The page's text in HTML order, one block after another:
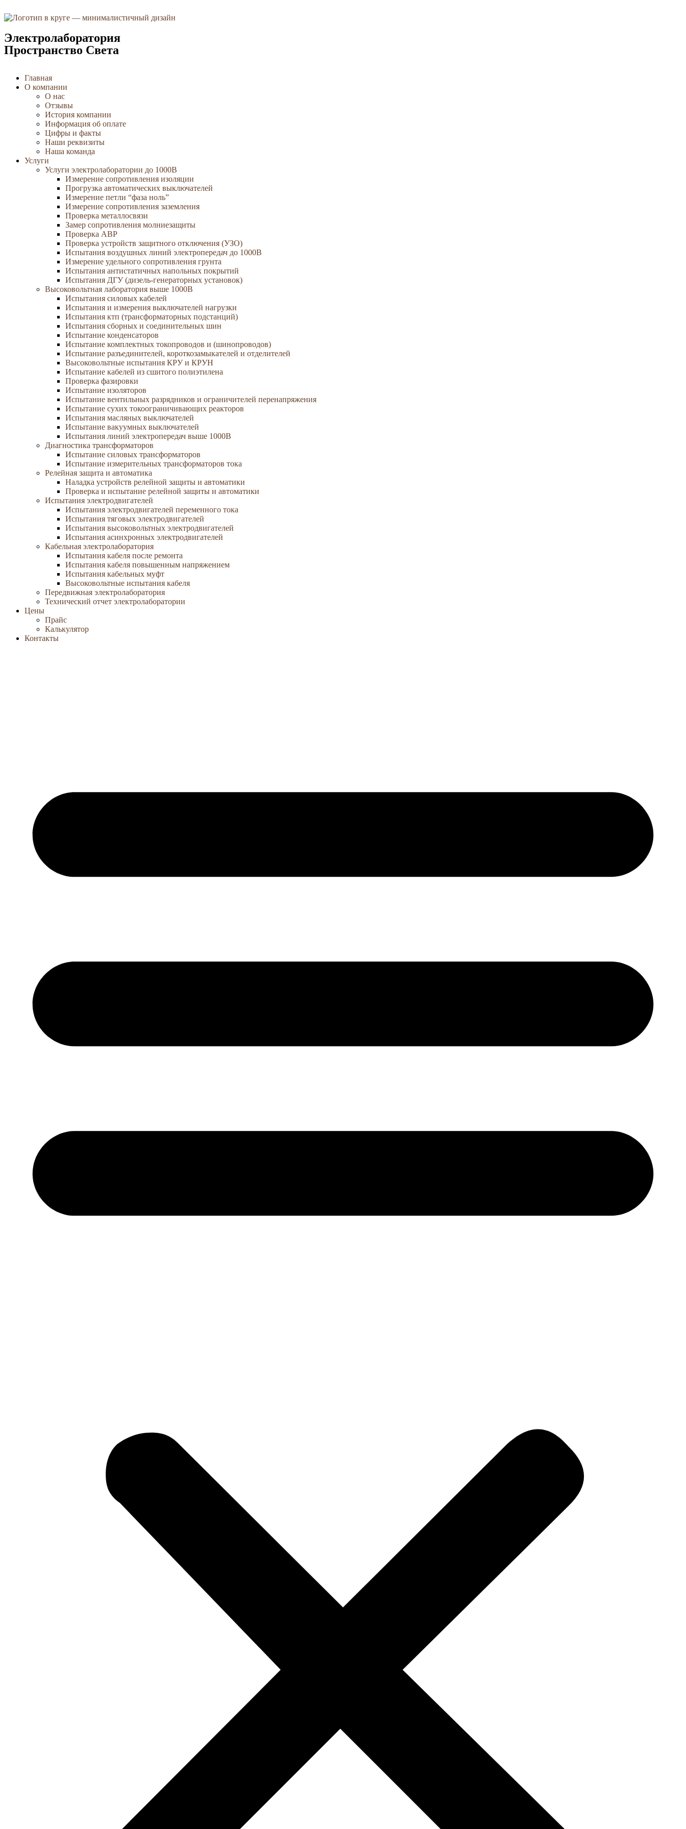
Электролаборатория
Пространство Света
Главная
О компании
О нас
Отзывы
История компании
Информация об оплате
Цифры и факты
Наши реквизиты
Наша команда
Услуги
Услуги электролаборатории до 1000В
Измерение сопротивления изоляции
Прогрузка автоматических выключателей
Измерение петли “фаза ноль”
Измерение сопротивления заземления
Проверка металлосвязи
Замер сопротивления молниезащиты
Проверка АВР
Проверка устройств защитного отключения (УЗО)
Испытания воздушных линий электропередач до 1000В
Измерение удельного сопротивления грунта
Испытания антистатичных напольных покрытий
Испытания ДГУ (дизель-генераторных установок)
Высоковольтная лаборатория выше 1000В
Испытания силовых кабелей
Испытания и измерения выключателей нагрузки
Испытания ктп (трансформаторных подстанций)
Испытания сборных и соединительных шин
Испытание конденсаторов
Испытание комплектных токопроводов и (шинопроводов)
Испытание разъединителей, короткозамыкателей и отделителей
Высоковольтные испытания КРУ и КРУН
Испытание кабелей из сшитого полиэтилена
Проверка фазировки
Испытание изоляторов
Испытание вентильных разрядников и ограничителей перенапряжения
Испытание сухих токоограничивающих реакторов
Испытания масляных выключателей
Испытание вакуумных выключателей
Испытания линий электропередач выше 1000В
Диагностика трансформаторов
Испытание силовых трансформаторов
Испытание измерительных трансформаторов тока
Релейная защита и автоматика
Наладка устройств релейной защиты и автоматики
Проверка и испытание релейной защиты и автоматики
Испытания электродвигателей
Испытания электродвигателей переменного тока
Испытания тяговых электродвигателей
Испытания высоковольтных электродвигателей
Испытания асинхронных электродвигателей
Кабельная электролаборатория
Испытания кабеля после ремонта
Испытания кабеля повышенным напряжением
Испытания кабельных муфт
Высоковольтные испытания кабеля
Передвижная электролаборатория
Технический отчет электролаборатории
Цены
Прайс
Калькулятор
Контакты